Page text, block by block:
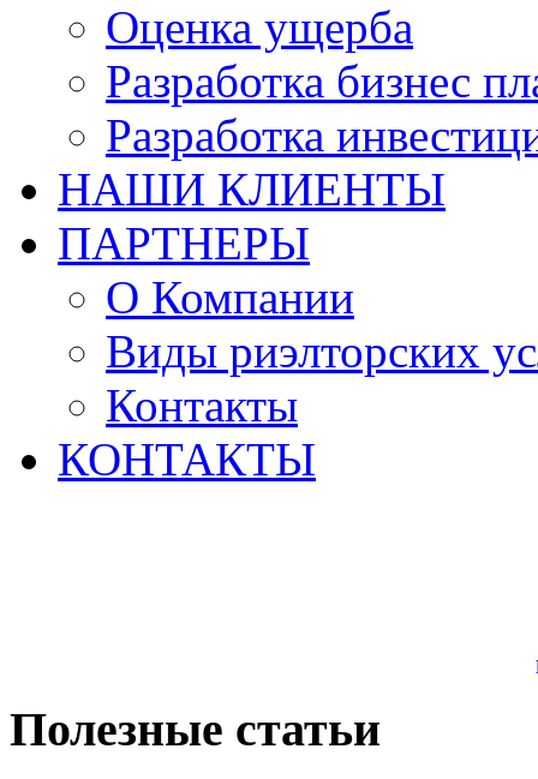
Оценка ущерба
Разработка бизнес
Разработка
НАШИ КЛИЕНТЫ
ПАРТНЕРЫ
О Компании
Виды риэлторских
Контакты
КОНТАКТЫ
Полезные статьи